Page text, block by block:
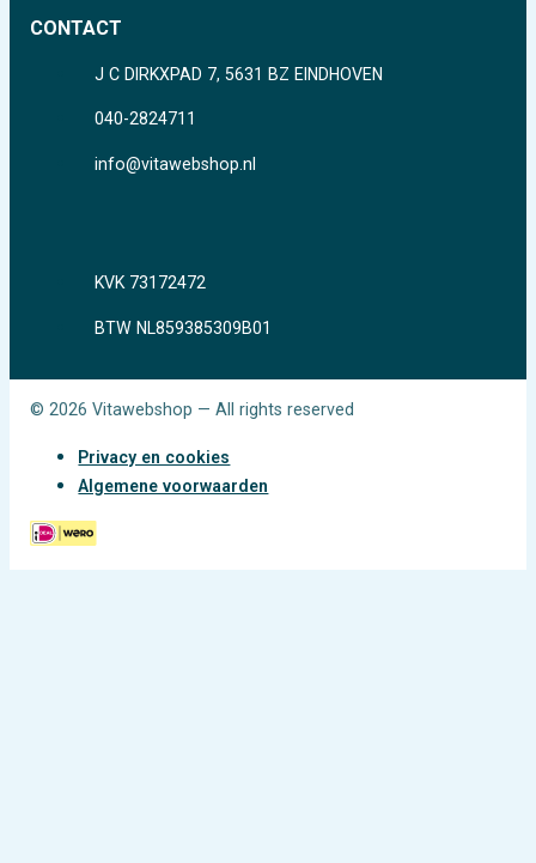
CONTACT
J C DIRKXPAD 7, 5631 BZ EINDHOVEN
040-2824711
info@vitawebshop.nl
KVK 73172472
BTW NL859385309B01
© 2026 Vitawebshop — All rights reserved
Privacy en cookies
Algemene voorwaarden